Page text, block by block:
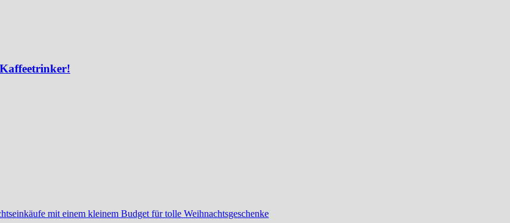
mit einem kleinem Budget für tolle Weihnachtsgeschenke